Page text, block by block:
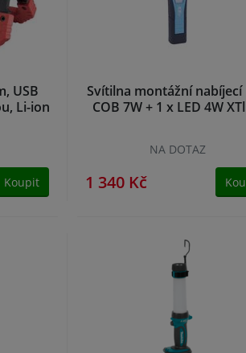
USB
Li-ion
Koupit
Svítilna montážní nabíjecí
COB 7W + 1 x LED 4W
NA DOTAZ
1 340 Kč